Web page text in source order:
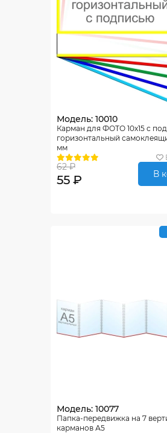
Модель: 10010
Карман для ФОТО 10х15 с
горизонтальный
мм
62 ₽
55 ₽ В
Модель: 10077
Папка-передвижка на 7
карманов А5